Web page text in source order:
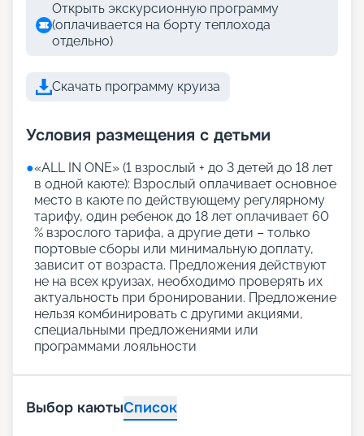
Открыть экскурсионную программу
(оплачивается на борту теплохода
отдельно)
Скачать программу круиза
Условия размещения с детьми
●«АLL IN ONE» (1 взрослый + до 3 детей до 18 лет
в одной каюте): Взрослый оплачивает основное
место в каюте по действующему регулярному
тарифу, один ребенок до 18 лет оплачивает 60
% взрослого тарифа, а другие дети – только
портовые сборы или минимальную доплату,
зависит от возраста. Предложения действуют
не на всех круизах, необходимо проверять их
актуальность при бронировании. Предложение
нельзя комбинировать с другими акциями,
специальными предложениями или
программами лояльности
Выбор каютыСписок